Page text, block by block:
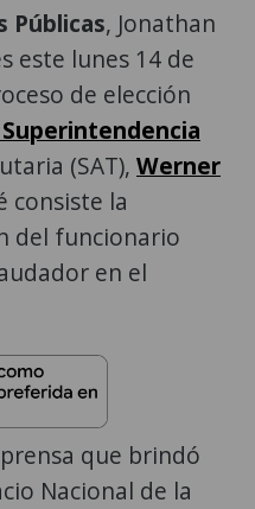
Públicas, Jonathan
este lunes 14 de
de elección
(SAT), Werner
consiste la
del funcionario
en el
que brindó
Nacional de la